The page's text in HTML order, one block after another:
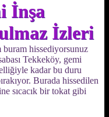
İnşa
İzleri
hissediyorsunuz
Tekkeköy, gemi
kadar bu duru
Burada hissedilen
sıcacık bir tokat gibi